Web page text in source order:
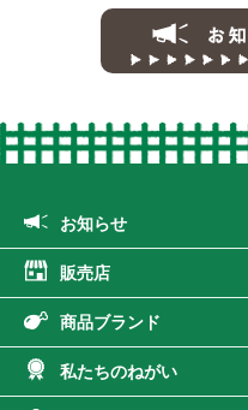
お知らせ
販売店
商品ブランド
私たちのねがい